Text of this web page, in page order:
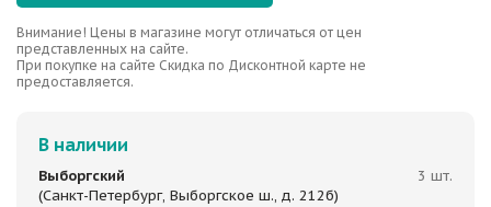
Внимание! Цены в магазине могут отличаться от цен
представленных на сайте.
При покупке на сайте Скидка по Дисконтной карте не
предоставляется.
В наличии
Выборгский
(Санкт-Петербург, Выборгское ш., д. 212б)
3 шт.